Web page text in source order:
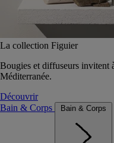
La collection Figuier
Bougies et diffuseurs invitent
Méditerranée.
Découvrir
Bain & Corps
Bain & Corps